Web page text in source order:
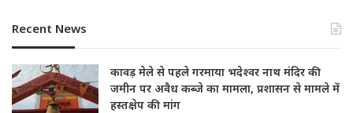
Recent News
कावड़ मेले से पहले गरमाया भदेश्वर नाथ मंदिर की
जमीन पर अवैध कब्जे का मामला, प्रशासन से मामले में
हस्तक्षेप की मांग